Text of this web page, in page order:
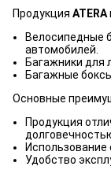
Продукция ATERA
Велосипедные
автомобилей.
Багажники для
Багажные
Основные
Продукция
Использование
Удобство